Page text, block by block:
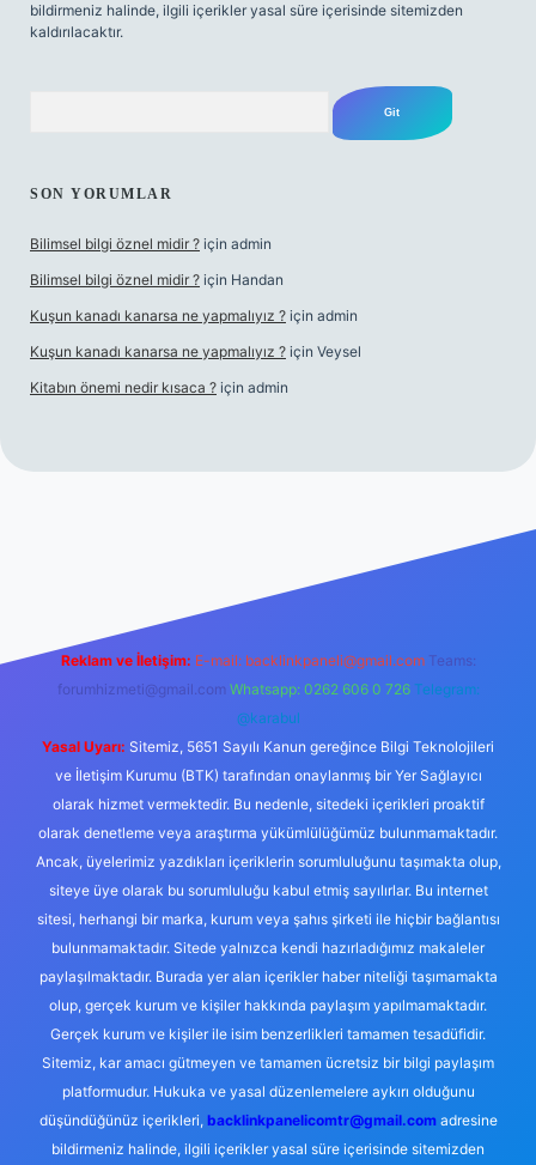
bildirmeniz halinde, ilgili içerikler yasal süre içerisinde sitemizden
kaldırılacaktır.
SON YORUMLAR
Bilimsel bilgi öznel midir ? için admin
Bilimsel bilgi öznel midir ? için Handan
Kuşun kanadı kanarsa ne yapmalıyız ? için admin
Kuşun kanadı kanarsa ne yapmalıyız ? için Veysel
Kitabın önemi nedir kısaca ? için admin
Reklam ve İletişim: E-mail: backlinkpaneli@gmail.com Teams:
forumhizmeti@gmail.com Whatsapp: 0262 606 0 726 Telegram:
@karabul
Yasal Uyarı: Sitemiz, 5651 Sayılı Kanun gereğince Bilgi Teknolojileri
ve İletişim Kurumu (BTK) tarafından onaylanmış bir Yer Sağlayıcı
olarak hizmet vermektedir. Bu nedenle, sitedeki içerikleri proaktif
olarak denetleme veya araştırma yükümlülüğümüz bulunmamaktadır.
Ancak, üyelerimiz yazdıkları içeriklerin sorumluluğunu taşımakta olup,
siteye üye olarak bu sorumluluğu kabul etmiş sayılırlar. Bu internet
sitesi, herhangi bir marka, kurum veya şahıs şirketi ile hiçbir bağlantısı
bulunmamaktadır. Sitede yalnızca kendi hazırladığımız makaleler
paylaşılmaktadır. Burada yer alan içerikler haber niteliği taşımamakta
olup, gerçek kurum ve kişiler hakkında paylaşım yapılmamaktadır.
Gerçek kurum ve kişiler ile isim benzerlikleri tamamen tesadüfidir.
Sitemiz, kar amacı gütmeyen ve tamamen ücretsiz bir bilgi paylaşım
platformudur. Hukuka ve yasal düzenlemelere aykırı olduğunu
düşündüğünüz içerikleri, backlinkpanelicomtr@gmail.comadresine
bildirmeniz halinde, ilgili içerikler yasal süre içerisinde sitemizden